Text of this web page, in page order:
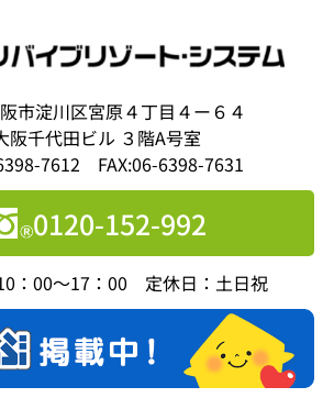
市淀川区宮原４丁目４ー６４
阪千代田ビル ３階A号室
7612 FAX:06-6398-7631
0120-152-992
：00～17：00 定休日：土日祝